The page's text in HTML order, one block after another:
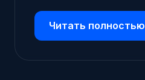
Читать полностью